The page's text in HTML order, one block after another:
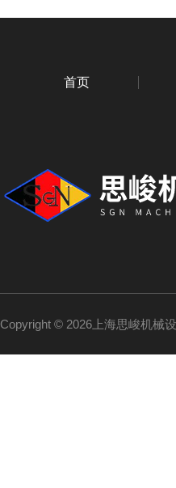
首页
Copyright © 2026上海思峻机械